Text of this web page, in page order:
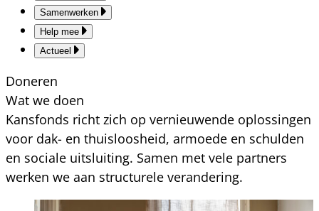
Samenwerken
Help mee
Actueel
Doneren
Wat we doen
Kansfonds richt zich op vernieuwende oplossingen
voor dak- en thuisloosheid, armoede en schulden
en sociale uitsluiting. Samen met vele partners
werken we aan structurele verandering.